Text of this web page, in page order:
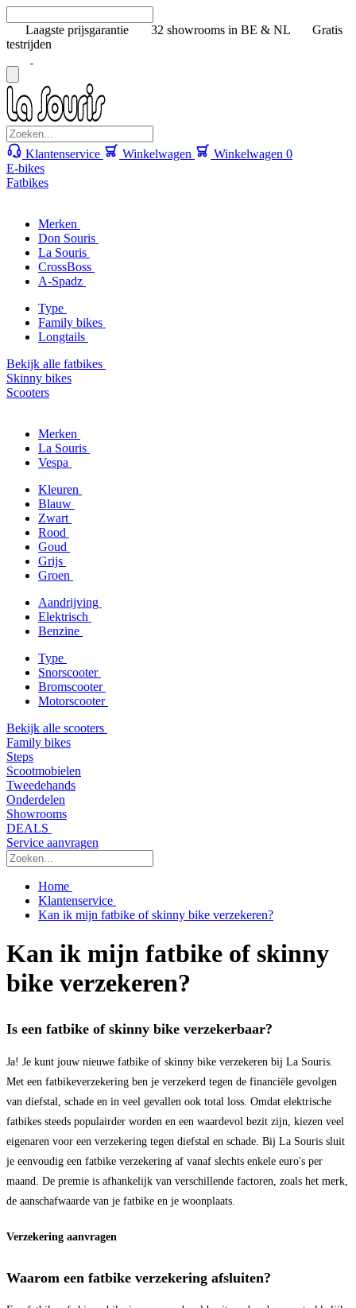
Laagste prijsgarantie 32 showrooms in BE & NL
Gratis
testrijden
Klantenservice Winkelwagen Winkelwagen 0
E-bikes
Fatbikes
Merken
Don Souris
La Souris
CrossBoss
A-Spadz
Type
Family bikes
Longtails
Bekijk alle fatbikes
Skinny bikes
Scooters
Merken
La Souris
Vespa
Kleuren
Blauw
Zwart
Rood
Goud
Grijs
Groen
Aandrijving
Elektrisch
Benzine
Type
Snorscooter
Bromscooter
Motorscooter
Bekijk alle scooters
Family bikes
Steps
Scootmobielen
Tweedehands
Onderdelen
Showrooms
DEALS
Service aanvragen
Home
Klantenservice
Kan ik mijn fatbike of skinny bike verzekeren?
Kan ik mijn fatbike of skinny
bike verzekeren?
Is een fatbike of skinny bike verzekerbaar?
Ja! Je kunt jouw nieuwe fatbike of skinny bike verzekeren bij La Souris.
Met een fatbikeverzekering ben je verzekerd tegen de financiële gevolgen
van diefstal, schade en in veel gevallen ook total loss. Omdat elektrische
fatbikes steeds populairder worden en een waardevol bezit zijn, kiezen veel
eigenaren voor een verzekering tegen diefstal en schade. Bij La Souris sluit
je eenvoudig een fatbike verzekering af vanaf slechts enkele euro's per
maand. De premie is afhankelijk van verschillende factoren, zoals het merk,
de aanschafwaarde van je fatbike en je woonplaats.
Verzekering aanvragen
Waarom een fatbike verzekering afsluiten?